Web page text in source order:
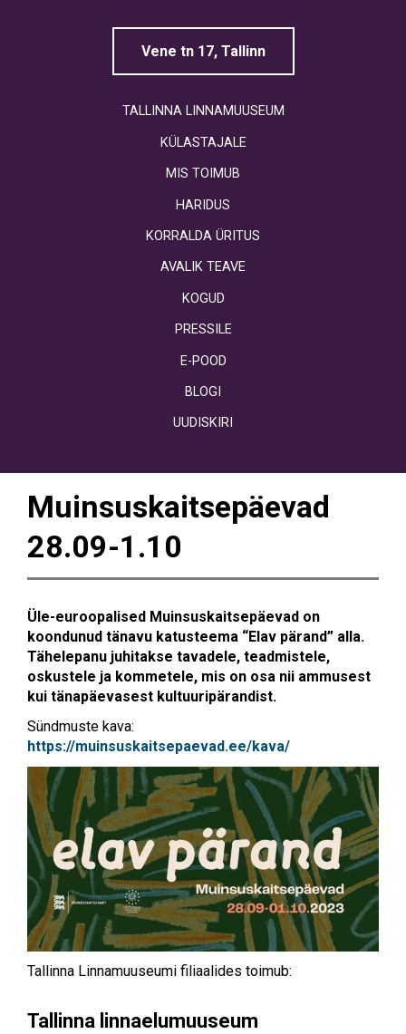
Vene tn 17, Tallinn
TALLINNA LINNAMUUSEUM
KÜLASTAJALE
MIS TOIMUB
HARIDUS
KORRALDA ÜRITUS
AVALIK TEAVE
KOGUD
PRESSILE
E-POOD
BLOGI
UUDISKIRI
Muinsuskaitsepäevad
28.09-1.10
Üle-euroopalised Muinsuskaitsepäevad on
koondunud tänavu katusteema “Elav pärand” alla.
Tähelepanu juhitakse tavadele, teadmistele,
oskustele ja kommetele, mis on osa nii ammusest
kui tänapäevasest kultuuripärandist.
Sündmuste kava:
https://muinsuskaitsepaevad.ee/kava/
Tallinna Linnamuuseumi filiaalides toimub:
Tallinna linnaelumuuseum